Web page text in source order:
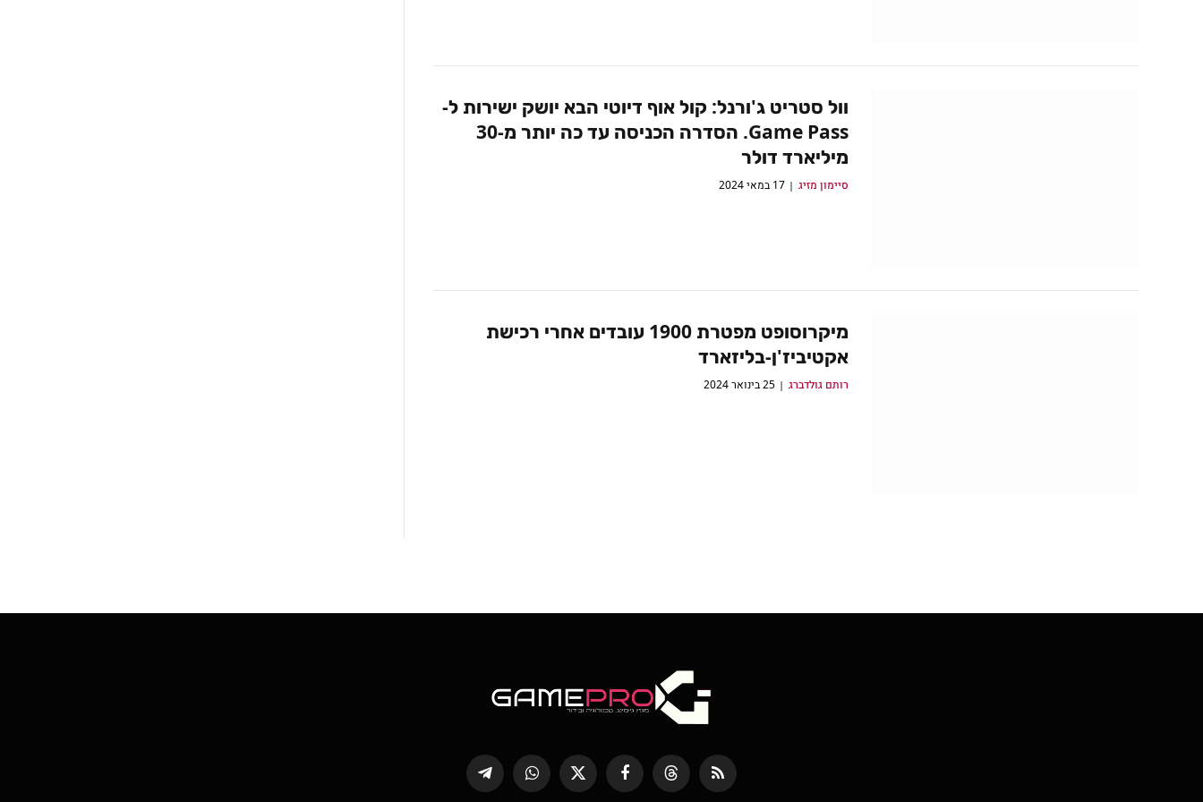
וול סטריט ג'ורנל: קול אוף דיוטי הבא יושק ישירות ל-
Game Pass. הסדרה הכניסה עד כה יותר מ-30
מיליארד דולר
סיימון מזיג 17 במאי 2024
מיקרוסופט מפטרת 1900 עובדים אחרי רכישת
אקטיביז'ן-בליזארד
רותם גולדברג 25 בינואר 2024
RSS
Threads פייסבוק
X
(טוויטר)
WhatsApp
Telegram